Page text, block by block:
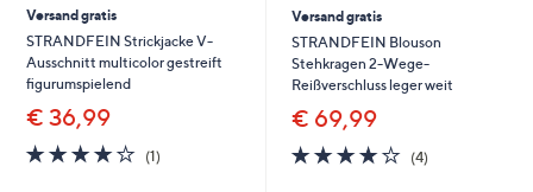
Versand gratis
STRANDFEIN Strickjacke V-
Ausschnitt multicolor gestreift
figurumspielend
€ 36,99
4.0
von
(1)1
Versand gratis
STRANDFEIN Blouson
Stehkragen 2-Wege-
Reißverschluss leger weit
€ 69,99
3.8
von
(4)4